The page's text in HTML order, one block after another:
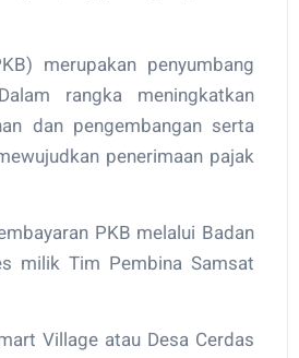
merupakan penyumbang
rangka meningkatkan
dan pengembangan serta
penerimaan pajak
PKB melalui Badan
milik Tim Pembina Samsat
Village atau Desa Cerdas